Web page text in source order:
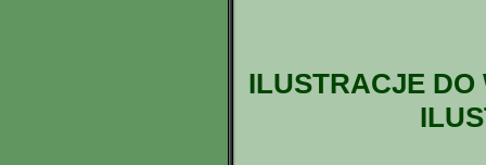
ILUSTRACJE DO